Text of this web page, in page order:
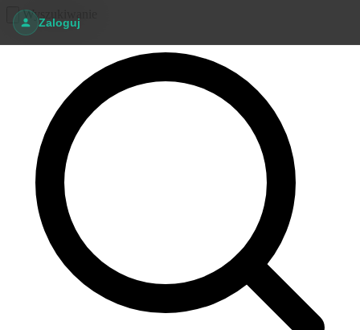
Zaloguj
Wyszukiwanie